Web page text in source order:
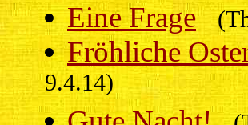
Eine Frage
Fröhliche
9.4.14)